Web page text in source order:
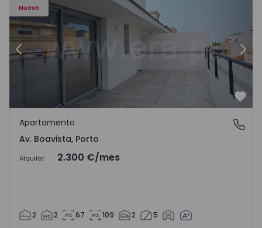
Nuevo
Anterior
Av. Boavista, Porto
Apartamento
Av. Boavista, Porto
Alquilar 2.300 €/mes
2 2 67 109 2 5